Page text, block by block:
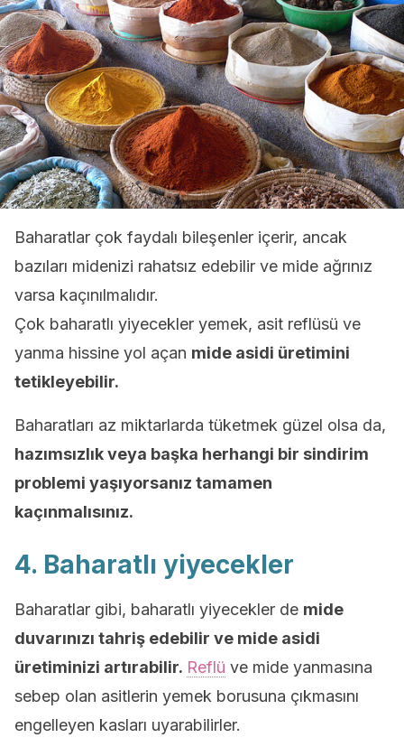
Baharatlar çok faydalı bileşenler içerir, ancak
bazıları midenizi rahatsız edebilir ve mide ağrınız
varsa kaçınılmalıdır.
Çok baharatlı yiyecekler yemek, asit reflüsü ve
yanma hissine yol açan mide asidi üretimini
tetikleyebilir.
Baharatları az miktarlarda tüketmek güzel olsa da,
hazımsızlık veya başka herhangi bir sindirim
problemi yaşıyorsanız tamamen
kaçınmalısınız.
4. Baharatlı yiyecekler
Baharatlar gibi, baharatlı yiyecekler de mide
duvarınızı tahriş edebilir ve mide asidi
üretiminizi artırabilir. Reflü ve mide yanmasına
sebep olan asitlerin yemek borusuna çıkmasını
engelleyen kasları uyarabilirler.